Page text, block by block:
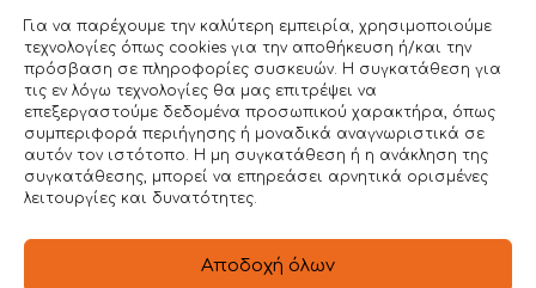
Για να παρέχουμε την καλύτερη εμπειρία, χρησιμοποιούμε
τεχνολογίες όπως cookies για την αποθήκευση ή/και την
πρόσβαση σε πληροφορίες συσκευών. Η συγκατάθεση για
τις εν λόγω τεχνολογίες θα μας επιτρέψει να
επεξεργαστούμε δεδομένα προσωπικού χαρακτήρα, όπως
συμπεριφορά περιήγησης ή μοναδικά αναγνωριστικά σε
αυτόν τον ιστότοπο. Η μη συγκατάθεση ή η ανάκληση της
συγκατάθεσης, μπορεί να επηρεάσει αρνητικά ορισμένες
λειτουργίες και δυνατότητες.
Αποδοχή όλων
info@dimitroulakos.gr
Αξιολογήστε μας!